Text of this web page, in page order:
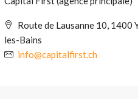
Route de Lausanne 10, 1400
les-Bains
info@capitalfirst.ch